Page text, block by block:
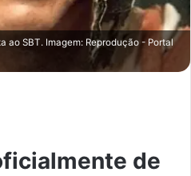
SBT. Imagem: Reprodução - Portal
de